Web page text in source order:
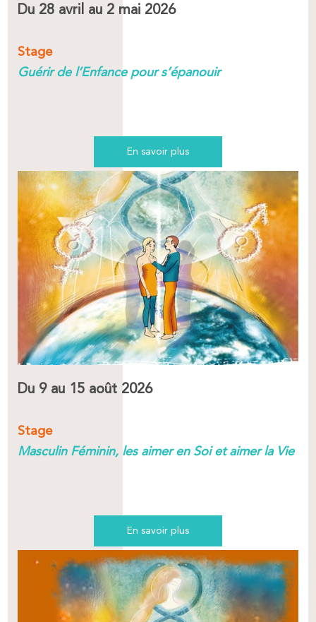
Du 28 avril au 2 mai 2026
Stage
Guérir de l’Enfance pour s’épanouir
En savoir plus
Du 9 au 15 août 2026
Stage
Masculin Féminin, les aimer en Soi et aimer la Vie
En savoir plus